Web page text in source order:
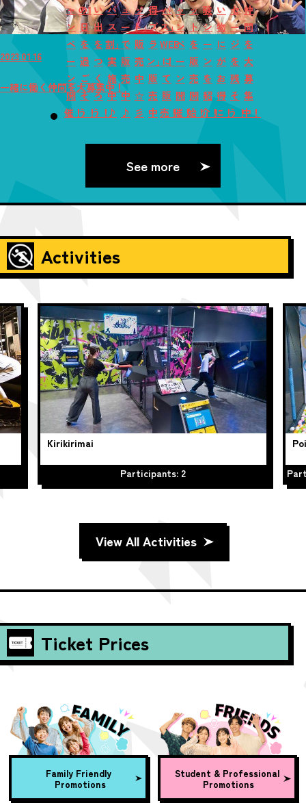
ャ
ン
ペ
ー
ン
開
催！
の1
日
を
過
ご
そ
う！
い
出
を
つ
く
ろ
う！
パ
ス
割」
実
施
中
♪
ュ
ー
で
販
売
中
♪
ッ
ト」
販
売
中
☆
彡
得
プ
ラ
ン」！
販
売
中
パ
ス」
WEB
に
て
販
売！
ャ
ン
ペ
ー
ン
開
催！
ッ
ト
を
販
売
開
始！
験
シ
ー
ン
を
紹
介！
い
物
に
が
お
得
に！
セ
ー
ジ
を
残
そ
う！
仲
間
を
大
募
集
中！
2023.01.16
一緒に働く仲間を大募集中！
See more
Activities
Kirikirimai
Participants: 2
View All Activities
Ticket Prices
Family Friendly
Promotions
Student & Professional
Promotions